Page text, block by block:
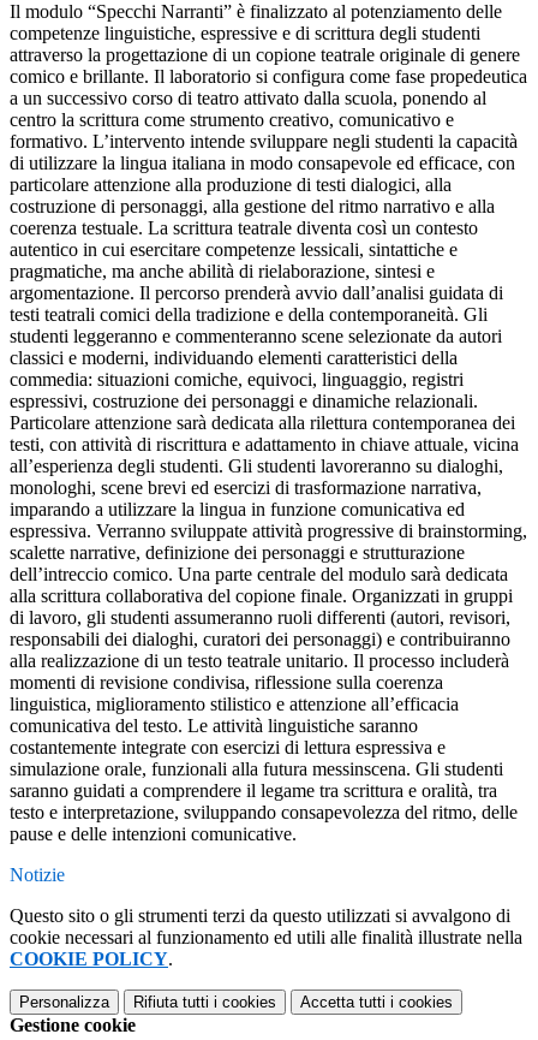
Il modulo “Specchi Narranti” è finalizzato al potenziamento delle
competenze linguistiche, espressive e di scrittura degli studenti
attraverso la progettazione di un copione teatrale originale di genere
comico e brillante. Il laboratorio si configura come fase propedeutica
a un successivo corso di teatro attivato dalla scuola, ponendo al
centro la scrittura come strumento creativo, comunicativo e
formativo. L’intervento intende sviluppare negli studenti la capacità
di utilizzare la lingua italiana in modo consapevole ed efficace, con
particolare attenzione alla produzione di testi dialogici, alla
costruzione di personaggi, alla gestione del ritmo narrativo e alla
coerenza testuale. La scrittura teatrale diventa così un contesto
autentico in cui esercitare competenze lessicali, sintattiche e
pragmatiche, ma anche abilità di rielaborazione, sintesi e
argomentazione. Il percorso prenderà avvio dall’analisi guidata di
testi teatrali comici della tradizione e della contemporaneità. Gli
studenti leggeranno e commenteranno scene selezionate da autori
classici e moderni, individuando elementi caratteristici della
commedia: situazioni comiche, equivoci, linguaggio, registri
espressivi, costruzione dei personaggi e dinamiche relazionali.
Particolare attenzione sarà dedicata alla rilettura contemporanea dei
testi, con attività di riscrittura e adattamento in chiave attuale, vicina
all’esperienza degli studenti. Gli studenti lavoreranno su dialoghi,
monologhi, scene brevi ed esercizi di trasformazione narrativa,
imparando a utilizzare la lingua in funzione comunicativa ed
espressiva. Verranno sviluppate attività progressive di brainstorming,
scalette narrative, definizione dei personaggi e strutturazione
dell’intreccio comico. Una parte centrale del modulo sarà dedicata
alla scrittura collaborativa del copione finale. Organizzati in gruppi
di lavoro, gli studenti assumeranno ruoli differenti (autori, revisori,
responsabili dei dialoghi, curatori dei personaggi) e contribuiranno
alla realizzazione di un testo teatrale unitario. Il processo includerà
momenti di revisione condivisa, riflessione sulla coerenza
linguistica, miglioramento stilistico e attenzione all’efficacia
comunicativa del testo. Le attività linguistiche saranno
costantemente integrate con esercizi di lettura espressiva e
simulazione orale, funzionali alla futura messinscena. Gli studenti
saranno guidati a comprendere il legame tra scrittura e oralità, tra
testo e interpretazione, sviluppando consapevolezza del ritmo, delle
pause e delle intenzioni comunicative.
Notizie
Questo sito o gli strumenti terzi da questo utilizzati si avvalgono di
cookie necessari al funzionamento ed utili alle finalità illustrate nella
COOKIE POLICY.
Personalizza Rifiuta tutti i cookies Accetta tutti i cookies
Gestione cookie